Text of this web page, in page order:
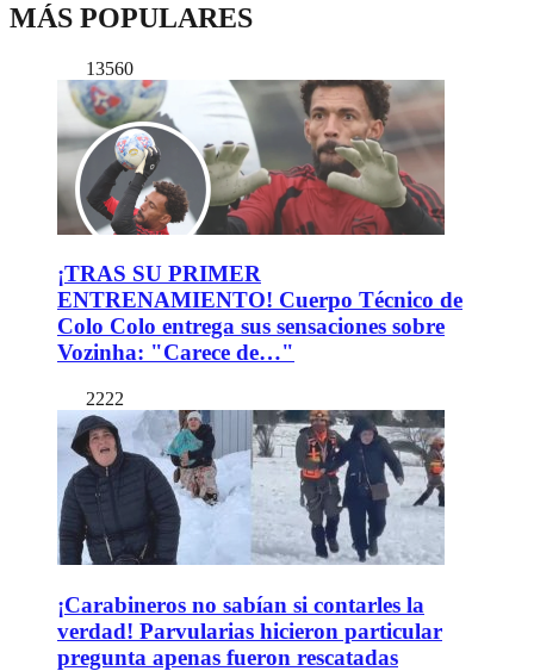
MÁS POPULARES
13560
¡TRAS SU PRIMER
ENTRENAMIENTO! Cuerpo Técnico de
Colo Colo entrega sus sensaciones sobre
Vozinha: "Carece de…"
2222
¡Carabineros no sabían si contarles la
verdad! Parvularias hicieron particular
pregunta apenas fueron rescatadas